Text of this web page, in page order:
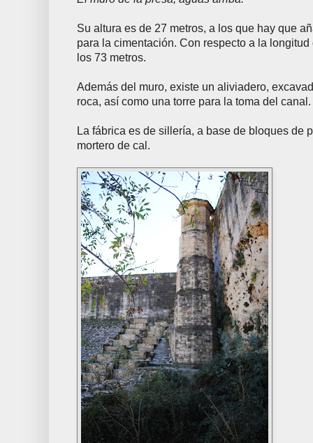
Su altura es de 27 metros, a los que hay que
para la cimentación. Con respecto a la
los 73 metros.
Además del muro, existe un aliviadero,
roca, así como una torre para la toma del canal.
La fábrica es de sillería, a base de bloques de
mortero de cal.